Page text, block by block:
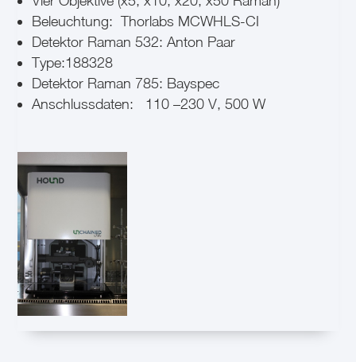
Beleuchtung: Thorlabs MCWHLS-CI
Detektor Raman 532: Anton Paar
Type:188328
Detektor Raman 785: Bayspec
Anschlussdaten:
110 –230 V, 500 W